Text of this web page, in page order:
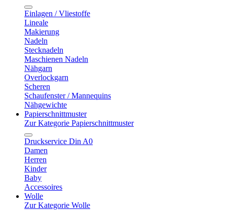
Einlagen / Vliestoffe
Lineale
Makierung
Nadeln
Stecknadeln
Maschienen Nadeln
Nähgarn
Overlockgarn
Scheren
Schaufenster / Mannequins
Nähgewichte
Papierschnittmuster
Zur Kategorie Papierschnittmuster
Druckservice Din A0
Damen
Herren
Kinder
Baby
Accessoires
Wolle
Zur Kategorie Wolle